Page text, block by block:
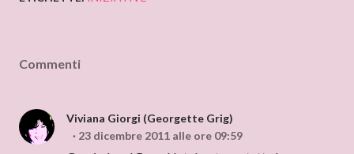
Commenti
Viviana Giorgi (Georgette Grig)
23 dicembre 2011 alle ore 09:59